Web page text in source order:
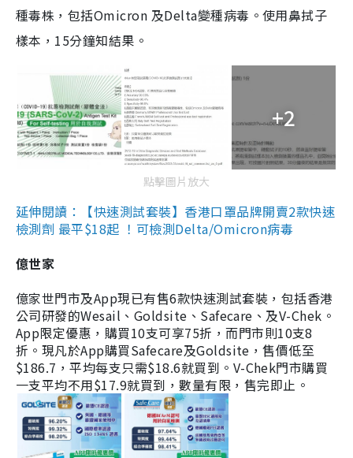
種毒株，包括Omicron 及Delta變種病毒。使用鼻拭子
樣本，15分鐘知結果。
+2
點擊圖片放大
延伸閱讀：【快速測試套裝】香港口罩品牌開賣2款快速
檢測劑 最平$18起 ！可檢測Delta/Omicron病毒
億世家
億家世門市及App現已有售6款快速測試套裝，包括香港
公司研發的Wesail、Goldsite、Safecare、及V-Chek。
App限定優惠，購買10支可享75折，而門市則10支8
折。現凡於App購買Safecare及Goldsite，售價低至
$186.7，平均每支只需$18.6就買到。V-Chek門市購買
一支平均不用$17.9就買到，數量有限，售完即止。